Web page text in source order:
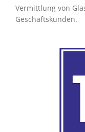
Vermittlung von
Geschäftskunden.